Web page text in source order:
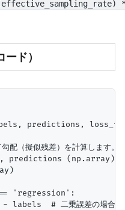
*
ド）
predictions,
配（擬似残差）を計算します。
predictions
'regression':
labels  # 二乗誤差の場合